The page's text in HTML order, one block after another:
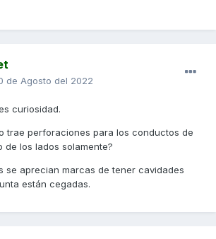
de Agosto del 2022
curiosidad.
trae perforaciones para los conductos de
los lados solamente?
se aprecian marcas de tener cavidades
están cegadas.